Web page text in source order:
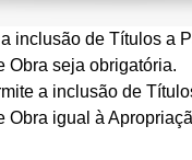
inclusão de Títulos a
Obra seja obrigatória.
a inclusão de
Obra igual à